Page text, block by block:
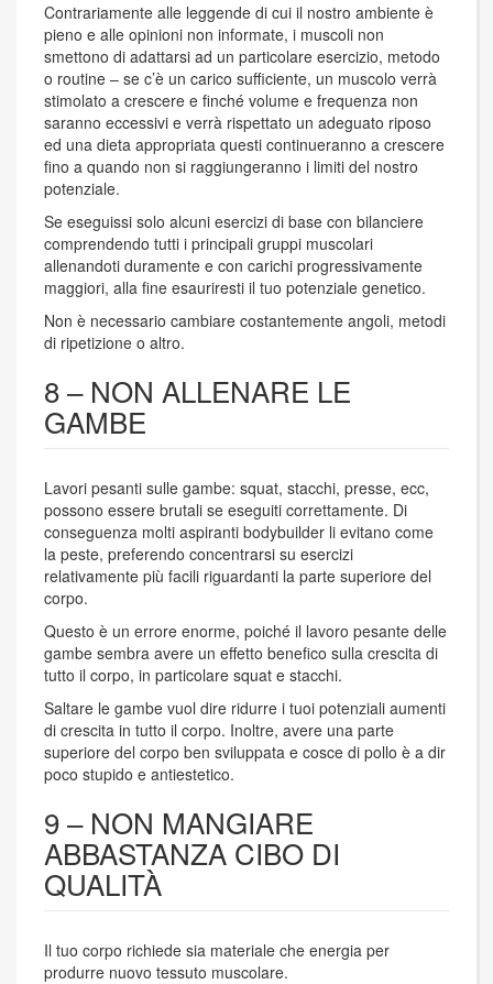
Contrariamente alle leggende di cui il nostro ambiente è
pieno e alle opinioni non informate, i muscoli non
smettono di adattarsi ad un particolare esercizio, metodo
o routine – se c’è un carico sufficiente, un muscolo verrà
stimolato a crescere e finché volume e frequenza non
saranno eccessivi e verrà rispettato un adeguato riposo
ed una dieta appropriata questi continueranno a crescere
fino a quando non si raggiungeranno i limiti del nostro
potenziale.
Se eseguissi solo alcuni esercizi di base con bilanciere
comprendendo tutti i principali gruppi muscolari
allenandoti duramente e con carichi progressivamente
maggiori, alla fine esauriresti il tuo potenziale genetico.
Non è necessario cambiare costantemente angoli, metodi
di ripetizione o altro.
8 – NON ALLENARE LE
GAMBE
Lavori pesanti sulle gambe: squat, stacchi, presse, ecc,
possono essere brutali se eseguiti correttamente. Di
conseguenza molti aspiranti bodybuilder li evitano come
la peste, preferendo concentrarsi su esercizi
relativamente più facili riguardanti la parte superiore del
corpo.
Questo è un errore enorme, poiché il lavoro pesante delle
gambe sembra avere un effetto benefico sulla crescita di
tutto il corpo, in particolare squat e stacchi.
Saltare le gambe vuol dire ridurre i tuoi potenziali aumenti
di crescita in tutto il corpo. Inoltre, avere una parte
superiore del corpo ben sviluppata e cosce di pollo è a dir
poco stupido e antiestetico.
9 – NON MANGIARE
ABBASTANZA CIBO DI
QUALITÀ
Il tuo corpo richiede sia materiale che energia per
produrre nuovo tessuto muscolare.